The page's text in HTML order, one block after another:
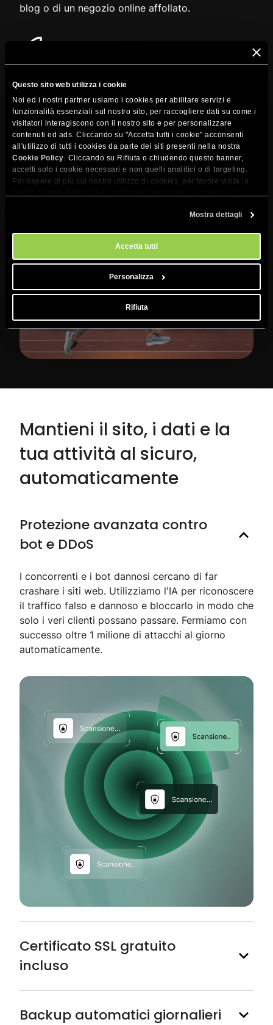
Questo sito web utilizza i cookie
Noi ed i nostri partner usiamo i cookies per abilitare servizi e
funzionalità essenziali sul nostro sito, per raccogliere dati su come i
visitatori interagiscono con il nostro sito e per personalizzare
contenuti ed ads. Cliccando su "Accetta tutti i cookie" acconsenti
all'utilizzo di tutti i cookies da parte dei siti presenti nella nostra
Cookie Policy. Cliccando su Rifiuta o chiudendo questo banner,
accetti solo i cookie necessari e non quelli analitici o di targeting.
Per sapere di più sul nostro utilizzo di cookies, per favore visita la
Mostra dettagli
Accetta tutti
Personalizza
Rifiuta
blog o di un negozio online affollato.
Ottimizzato per WordPress
Il nostro plugin Speed Optimizer ottimizza al
massimo le prestazioni, aggiungendo un ulteriore
livello di ottimizzazione della velocità a livello di
applicazione.
Mantieni il sito, i dati e la
tua attività al sicuro,
automaticamente
Protezione avanzata contro
bot e DDoS
I concorrenti e i bot dannosi cercano di far
crashare i siti web. Utilizziamo l'IA per riconoscere
il traffico falso e dannoso e bloccarlo in modo che
solo i veri clienti possano passare. Fermiamo con
successo oltre 1 milione di attacchi al giorno
automaticamente.
Certificato SSL gratuito
incluso
Backup automatici giornalieri